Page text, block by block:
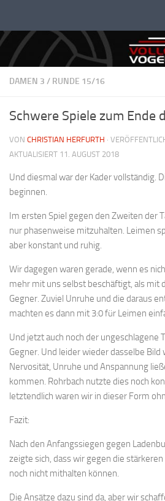
DAMEN 3 / RUNDE 15/16
Schwere Spiele zum Ende
VON CHRISTIAN HERFURTH ·
AKTUALISIERT 11. AUGUST 2018
Und diesmal war der Kader vollständig.
beginnen.
Im ersten Spiel gegen den Zweiten der
nur phasenweise mitzuhalten. Leimen
aber konstant und ruhig.
Wir dagegen waren gerade, wenn es
mehr mit uns selbst beschäftigt, als mit
Gegner. Zuviel Unruhe und die daraus
machten es dann mit 3:0 für Leimen
Und jetzt auch noch der ungeschlagene
Gegner. Und leider wieder dasselbe Bild
Nervosität, Unruhe und Anspannung
kommen. Rohrbach nutzte dies noch
letztendlich waren wir in dieser Form
Fazit:
Nach den Anfangssiegen gegen
zeigte sich, dass wir gegen die
noch nicht mithalten können.
Die Ansätze dazu sind da, aber wir